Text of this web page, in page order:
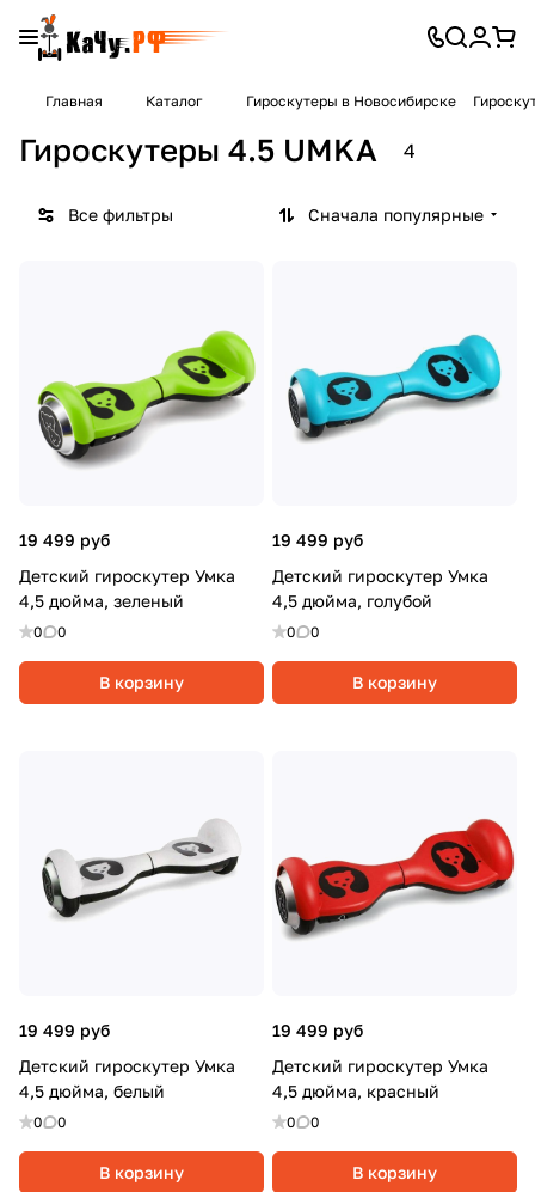
Главная Каталог Гироскутеры в Новосибирске
Гироскутеры 4.5 UMKA 4
Все фильтры Сначала популярные
19 499 руб
Детский гироскутер Умка
4,5 дюйма, зеленый
0 0
В корзину
19 499 руб
Детский гироскутер Умка
4,5 дюйма, голубой
0 0
В корзину
19 499 руб
Детский гироскутер Умка
4,5 дюйма, белый
0 0
В корзину
19 499 руб
Детский гироскутер Умка
4,5 дюйма, красный
0 0
В корзину